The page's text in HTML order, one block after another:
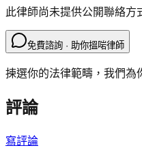
此律師尚未提供公開聯絡方
免費諮詢 · 助你搵啱律師
揀選你的法律範疇，我們為
評論
寫評論